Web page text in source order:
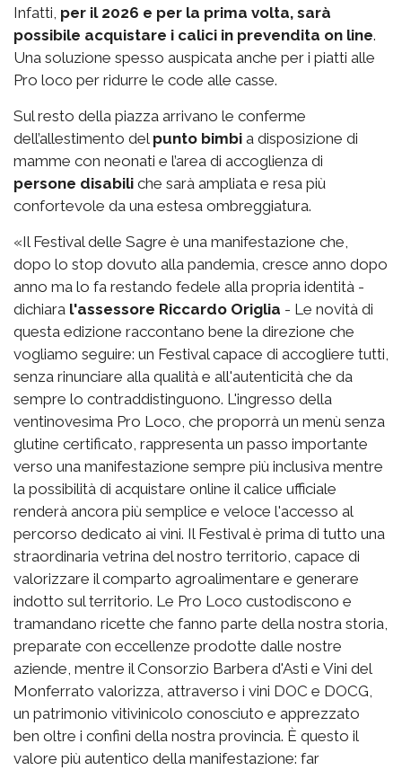
Infatti, per il 2026 e per la prima volta, sarà
possibile acquistare i calici in prevendita on line.
Una soluzione spesso auspicata anche per i piatti alle
Pro loco per ridurre le code alle casse.
Sul resto della piazza arrivano le conferme
dell’allestimento del punto bimbi a disposizione di
mamme con neonati e l’area di accoglienza di
persone disabili che sarà ampliata e resa più
confortevole da una estesa ombreggiatura.
«Il Festival delle Sagre è una manifestazione che,
dopo lo stop dovuto alla pandemia, cresce anno dopo
anno ma lo fa restando fedele alla propria identità -
dichiara l'assessore Riccardo Origlia - Le novità di
questa edizione raccontano bene la direzione che
vogliamo seguire: un Festival capace di accogliere tutti,
senza rinunciare alla qualità e all'autenticità che da
sempre lo contraddistinguono. L'ingresso della
ventinovesima Pro Loco, che proporrà un menù senza
glutine certificato, rappresenta un passo importante
verso una manifestazione sempre più inclusiva mentre
la possibilità di acquistare online il calice ufficiale
renderà ancora più semplice e veloce l'accesso al
percorso dedicato ai vini. Il Festival è prima di tutto una
straordinaria vetrina del nostro territorio, capace di
valorizzare il comparto agroalimentare e generare
indotto sul territorio. Le Pro Loco custodiscono e
tramandano ricette che fanno parte della nostra storia,
preparate con eccellenze prodotte dalle nostre
aziende, mentre il Consorzio Barbera d'Asti e Vini del
Monferrato valorizza, attraverso i vini DOC e DOCG,
un patrimonio vitivinicolo conosciuto e apprezzato
ben oltre i confini della nostra provincia. È questo il
valore più autentico della manifestazione: far